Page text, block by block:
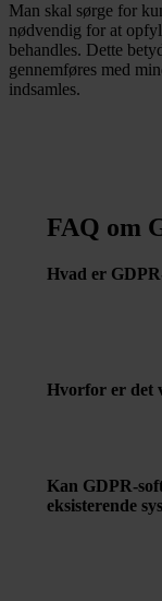
Man skal sørge for
nødvendig for at
behandles. Dette
gennemføres med
indsamles.
FAQ om
Hvad er
Hvorfor er det
Kan GDPR-
eksisterende